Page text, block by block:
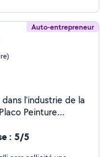
Auto-entrepreneur
l'industrie de la
: 5/5